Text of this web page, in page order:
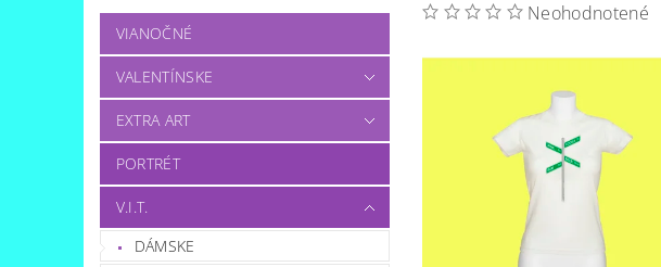
VIANOČNÉ
VALENTÍNSKE
EXTRA ART
PORTRÉT
V.I.T.
DÁMSKE
Neohodnotené